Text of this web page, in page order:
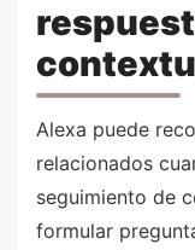
Alexa puede
relacionados
seguimiento de
formular